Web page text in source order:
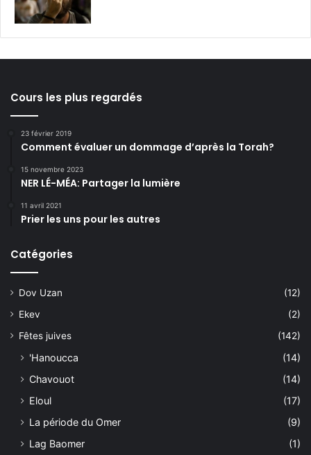
Cours les plus regardés
23 février 2019
Comment évaluer un dommage d’après la Torah?
15 novembre 2023
NER LÉ-MÉA: Partager la lumière
11 avril 2021
Prier les uns pour les autres
Catégories
Dov Uzan
(12)
Ekev
(2)
Fêtes juives
(142)
'Hanoucca
(14)
Chavouot
(14)
Eloul
(17)
La période du Omer
(9)
Lag Baomer
(1)